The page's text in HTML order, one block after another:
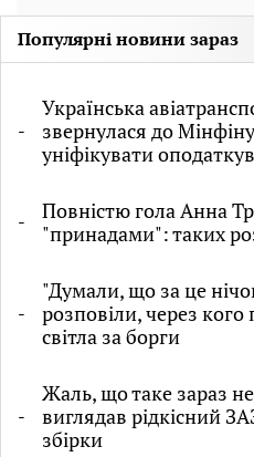
Популярні новини зараз
Українська
звернулася до
уніфікувати
Повністю гола Анна
"принадами": таких
"Думали, що за це
розповіли, через
світла за борги
Жаль, що таке зараз
виглядав рідкісний
збірки